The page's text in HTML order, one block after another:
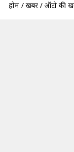
होम / खबरें / ऑटो की